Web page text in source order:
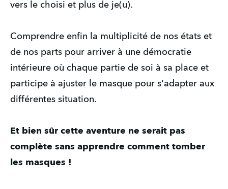
vers le choisi et plus de je(u).
Comprendre enfin la multiplicité de nos états et
de nos parts pour arriver à une démocratie
intérieure où chaque partie de soi à sa place et
participe à ajuster le masque pour s'adapter aux
différentes situation.
Et bien sûr cette aventure ne serait pas
complète sans apprendre comment tomber
les masques !